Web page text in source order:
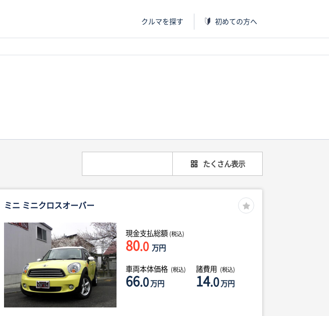
クルマを探す 初めての方へ
たくさん表示
ミニ ミニクロスオーバー
現金支払総額 (税込)
80.0 万円
車両本体価格 (税込)
66.0万円
諸費用 (税込)
14.0万円